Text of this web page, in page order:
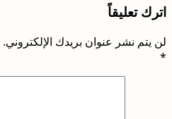
اترك تعليقاً
لن يتم نشر عنوان بريدك الإلكتروني.
*